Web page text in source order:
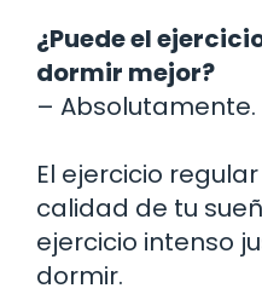
¿Puede el
dormir mejor?
– Absolutamente.
El ejercicio
calidad de tu
ejercicio intenso
dormir.